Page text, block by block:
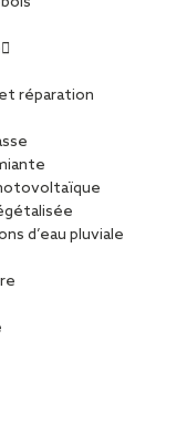
réparation
d’eau pluviale